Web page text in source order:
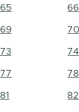
65 66
69 70
73 74
77 78
81 82